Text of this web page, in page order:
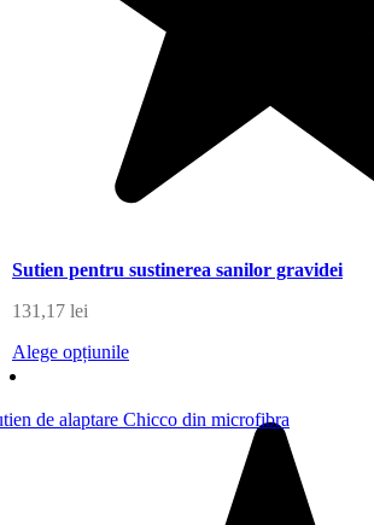
Sutien pentru sustinerea sanilor gravidei
131,17 lei
Alege opțiunile